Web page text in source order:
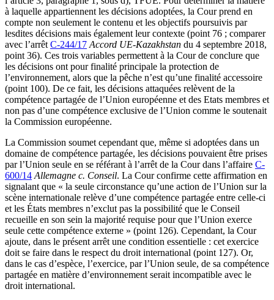
à laquelle appartiennent les décisions adoptées, la Cour prend en
compte non seulement le contenu et les objectifs poursuivis par
lesdites décisions mais également leur contexte (point 76 ; comparer
avec l’arrêt C-244/17 Accord UE-Kazakhstan du 4 septembre 2018,
point 36). Ces trois variables permettent à la Cour de conclure que
les décisions ont pour finalité principale la protection de
l’environnement, alors que la pêche n’est qu’une finalité accessoire
(point 100). De ce fait, les décisions attaquées relèvent de la
compétence partagée de l’Union européenne et des Etats membres et
non pas d’une compétence exclusive de l’Union comme le soutenait
la Commission européenne.
La Commission soumet cependant que, même si adoptées dans un
domaine de compétence partagée, les décisions pouvaient être prises
par l’Union seule en se référant à l’arrêt de la Cour dans l’affaire C-
600/14 Allemagne c. Conseil. La Cour confirme cette affirmation en
signalant que « la seule circonstance qu’une action de l’Union sur la
scène internationale relève d’une compétence partagée entre celle-ci
et les États membres n’exclut pas la possibilité que le Conseil
recueille en son sein la majorité requise pour que l’Union exerce
seule cette compétence externe » (point 126). Cependant, la Cour
ajoute, dans le présent arrêt une condition essentielle : cet exercice
doit se faire dans le respect du droit international (point 127). Or,
dans le cas d’espèce, l’exercice, par l’Union seule, de sa compétence
partagée en matière d’environnement serait incompatible avec le
droit international.